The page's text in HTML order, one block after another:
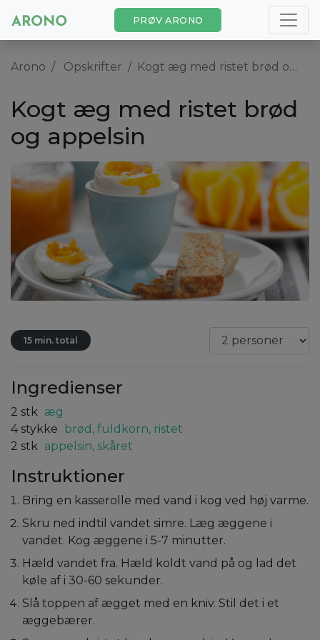
PRØV ARONO
Arono Opskrifter Kogt æg med ristet brød og appelsin
Kogt æg med ristet brød
og appelsin
15 min. total
Ingredienser
2 stk æg
4 stykke
brød, fuldkorn, ristet
2 stk appelsin, skåret
Instruktioner
Bring en kasserolle med vand i kog ved høj varme.
Skru ned indtil vandet simre. Læg æggene i
vandet. Kog æggene i 5-7 minutter.
Hæld vandet fra. Hæld koldt vand på og lad det
køle af i 30-60 sekunder.
Slå toppen af ægget med en kniv. Stil det i et
æggebærer.